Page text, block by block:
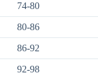
74-80
80-86
86-92
92-98